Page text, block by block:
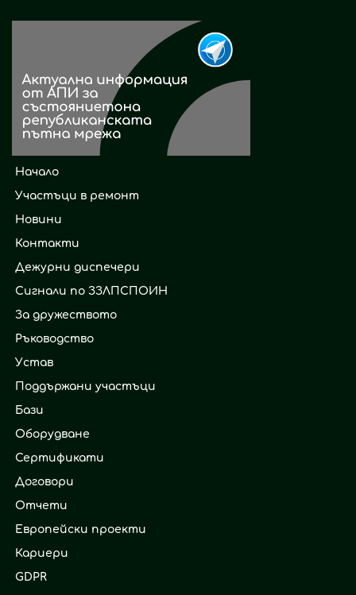
Начало
Участъци в ремонт
Новини
Контакти
Дежурни диспечери
Сигнали по ЗЗЛПСПОИН
За дружеството
Ръководство
Устав
Поддържани участъци
Бази
Оборудване
Сертификати
Договори
Отчети
Европейски проекти
Кариери
GDPR